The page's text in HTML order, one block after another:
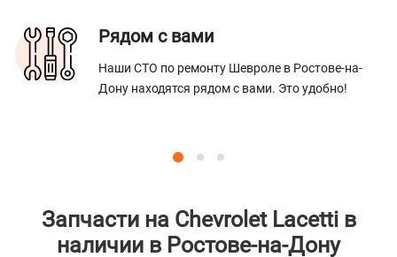
Рядом с вами
Наши СТО по ремонту Шевроле в Ростове-на-
Дону находятся рядом с вами. Это удобно!
Запчасти на Chevrolet Lacetti в
наличии в Ростове-на-Дону